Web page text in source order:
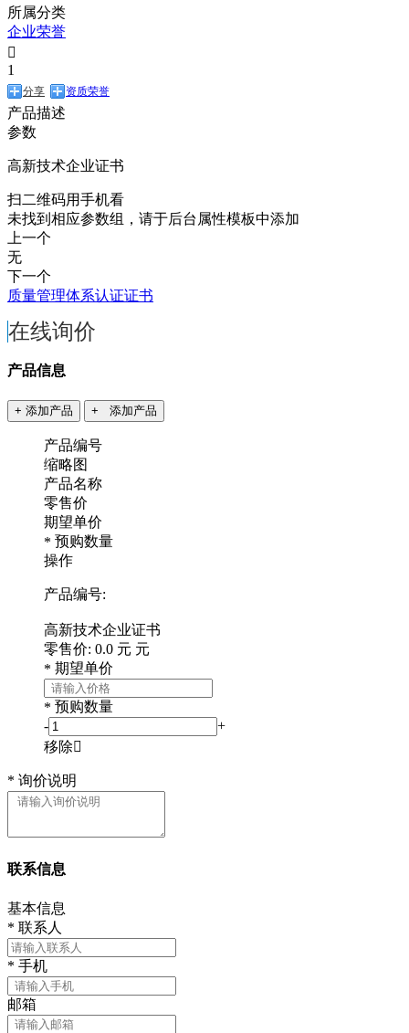
所属分类
企业荣誉

1
分享 资质荣誉
产品描述
参数
高新技术企业证书
扫二维码用手机看
未找到相应参数组，请于后台属性模板中添加
上一个
无
下一个
质量管理体系认证证书
在线询价
产品信息
+ 添加产品 + 添加产品
产品编号
缩略图
产品名称
零售价
期望单价
* 预购数量
操作
产品编号:
高新技术企业证书
零售价: 0.0 元 元
* 期望单价
* 预购数量
-
+
移除
* 询价说明
联系信息
基本信息
* 联系人
* 手机
邮箱